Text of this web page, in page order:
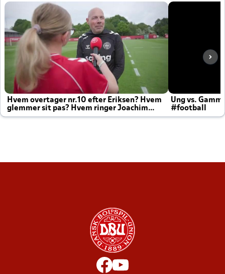
Hvem overtager nr.10 efter Eriksen? Hvem
glemmer sit pas? Hvem ringer Joachim
altid til efter kampe?
Ung vs.
#football